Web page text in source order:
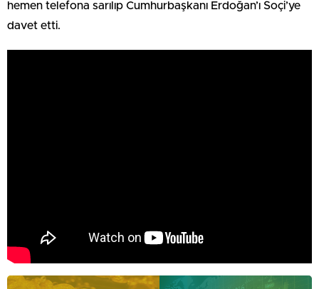
hemen telefona sarılıp Cumhurbaşkanı Erdoğan’ı Soçi’ye
davet etti.